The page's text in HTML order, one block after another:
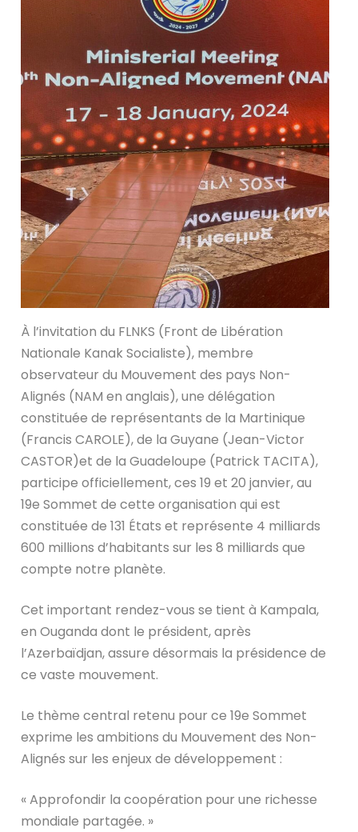
À l’invitation du FLNKS (Front de Libération
Nationale Kanak Socialiste), membre
observateur du Mouvement des pays Non-
Alignés (NAM en anglais), une délégation
constituée de représentants de la Martinique
(Francis CAROLE), de la Guyane (Jean-Victor
CASTOR)et de la Guadeloupe (Patrick TACITA),
participe officiellement, ces 19 et 20 janvier, au
19e Sommet de cette organisation qui est
constituéede 131 États et représente 4 milliards
600 millions d’habitants sur les 8 milliards que
compte notre planète.
Cet important rendez-vous se tient à Kampala,
en Ouganda dont le président, après
l’Azerbaïdjan, assure désormais la présidence de
ce vaste mouvement.
Le thème central retenu pour ce 19e Sommet
exprime les ambitions du Mouvement des Non-
Alignés sur les enjeux de développement :
« Approfondir la coopération pour une richesse
mondiale partagée. »